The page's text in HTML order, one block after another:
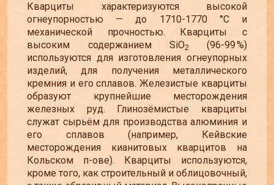
Кварциты характеризуются высокой
огнеупорностью — до 1710-1770 °C и
механической прочностью. Кварциты с
высоким содержанием SiO2(96-99 %)
используются для изготовления огнеупорных
изделий, для получения металлического
кремния и его сплавов. Железистые кварциты
образуют крупнейшие месторождения
железных руд. Глинозёмистые кварциты
служат сырьём для производства алюминия и
его сплавов (например, Кейвские
месторождения кианитовых кварцитов на
Кольском п-ове). Кварциты используются,
кроме того, как строительный и облицовочный,